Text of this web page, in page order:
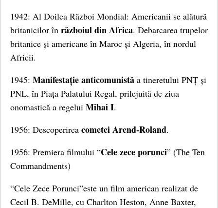
1942: Al Doilea Război Mondial: Americanii se alătură
britanicilor în războiul din Africa. Debarcarea trupelor
britanice și americane în Maroc și Algeria, în nordul
Africii.
1945: Manifestație anticomunistă a tineretului PNȚ și
PNL, în Piața Palatului Regal, prilejuită de ziua
onomastică a regelui Mihai I.
1956: Descoperirea cometei Arend-Roland.
1956: Premiera filmului “Cele zece porunci” (The Ten
Commandments)
“Cele Zece Porunci”este un film american realizat de
Cecil B. DeMille, cu Charlton Heston, Anne Baxter,